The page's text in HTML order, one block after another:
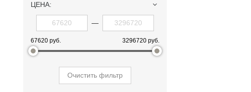
ЦЕНА:
—
67620 руб. 3296720 руб.
Очистить фильтр